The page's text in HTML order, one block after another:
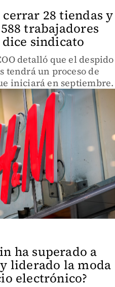
28 tiendas y
trabajadores
dice sindicato
detalló que el despido
tendrá un proceso de
iniciará en septiembre.
ha superado a
liderado la moda
electrónico?